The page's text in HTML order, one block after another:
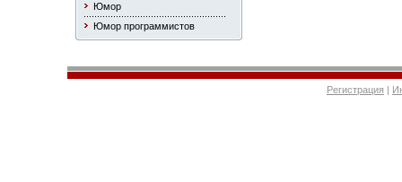
Юмор
Юмор программистов
Регистрация |